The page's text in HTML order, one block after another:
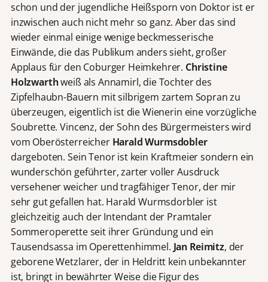
schon und der jugendliche Heißsporn von Doktor ist er
inzwischen auch nicht mehr so ganz. Aber das sind
wieder einmal einige wenige beckmesserische
Einwände, die das Publikum anders sieht, großer
Applaus für den Coburger Heimkehrer. Christine
Holzwarthweiß als Annamirl, die Tochter des
Zipfelhaubn-Bauern mit silbrigem zartem Sopran zu
überzeugen, eigentlich ist die Wienerin eine vorzügliche
Soubrette. Vincenz, der Sohn des Bürgermeisters wird
vom Oberösterreicher Harald Wurmsdobler
dargeboten. Sein Tenor ist kein Kraftmeier sondern ein
wunderschön geführter, zarter voller Ausdruck
versehener weicher und tragfähiger Tenor, der mir
sehr gut gefallen hat. Harald Wurmsdorbler ist
gleichzeitig auch der Intendant der Pramtaler
Sommeroperette seit ihrer Gründung und ein
Tausendsassa im Operettenhimmel. Jan Reimitz, der
geborene Wetzlarer, der in Heldritt kein unbekannter
ist, bringt in bewährter Weise die Figur des